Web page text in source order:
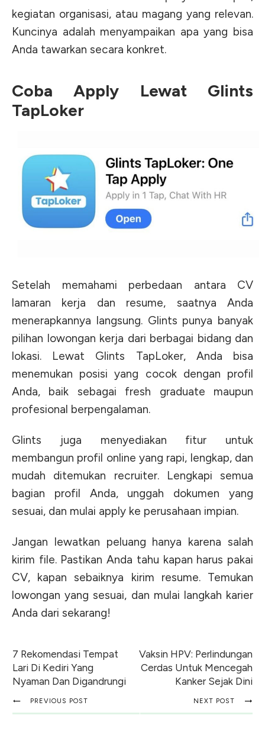
kegiatan organisasi, atau magang yang relevan.
Kuncinya adalah menyampaikan apa yang bisa
Anda tawarkan secara konkret.
Coba Apply Lewat Glints
TapLoker
Setelah memahami perbedaan antara CV
lamaran kerja dan resume, saatnya Anda
menerapkannya langsung. Glints punya banyak
pilihan lowongan kerja dari berbagai bidang dan
lokasi. Lewat Glints TapLoker, Anda bisa
menemukan posisi yang cocok dengan profil
Anda, baik sebagai fresh graduate maupun
profesional berpengalaman.
Glints juga menyediakan fitur untuk
membangun profil online yang rapi, lengkap, dan
mudah ditemukan recruiter. Lengkapi semua
bagian profil Anda, unggah dokumen yang
sesuai, dan mulai apply ke perusahaan impian.
Jangan lewatkan peluang hanya karena salah
kirim file. Pastikan Anda tahu kapan harus pakai
CV, kapan sebaiknya kirim resume. Temukan
lowongan yang sesuai, dan mulai langkah karier
Anda dari sekarang!
7 Rekomendasi Tempat
Lari Di Kediri Yang
Nyaman Dan Digandrungi
Vaksin HPV: Perlindungan
Cerdas Untuk Mencegah
Kanker Sejak Dini
PREVIOUS POST NEXT POST